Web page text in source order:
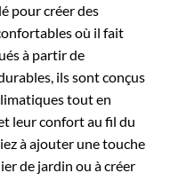
pour créer des
où il fait
à partir de
ils sont conçus
tout en
leur confort au fil du
à ajouter une touche
de jardin ou à créer